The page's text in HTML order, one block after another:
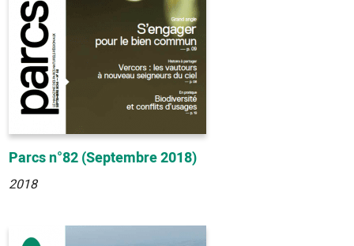
Parcs n°82 (Septembre 2018)
2018